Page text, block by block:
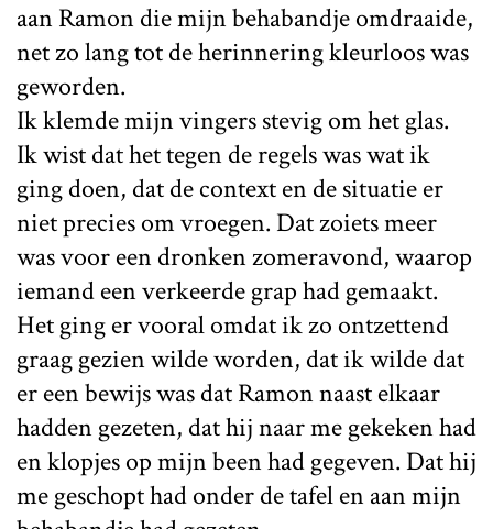
aan Ramon die mijn behabandje omdraaide,
net zo lang tot de herinnering kleurloos was
geworden.
Ik klemde mijn vingers stevig om het glas.
Ik wist dat het tegen de regels was wat ik
ging doen, dat de context en de situatie er
niet precies om vroegen. Dat zoiets meer
was voor een dronken zomeravond, waarop
iemand een verkeerde grap had gemaakt.
Het ging er vooral omdat ik zo ontzettend
graag gezien wilde worden, dat ik wilde dat
er een bewijs was dat Ramon naast elkaar
hadden gezeten, dat hij naar me gekeken had
en klopjes op mijn been had gegeven. Dat hij
me geschopt had onder de tafel en aan mijn